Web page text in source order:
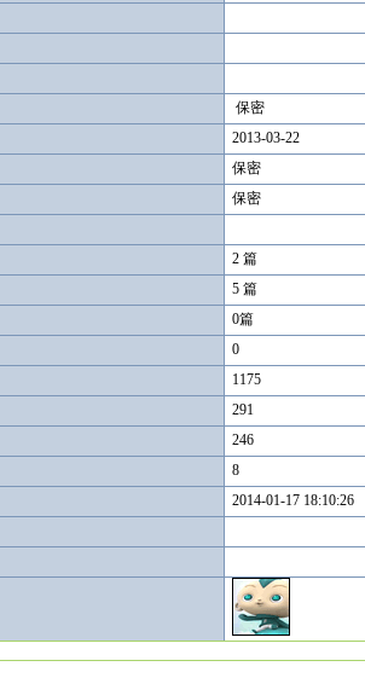
保密
2013-03-22
保密
保密
2 篇
5 篇
0篇
0
1175
291
246
8
2014-01-17 18:10:26